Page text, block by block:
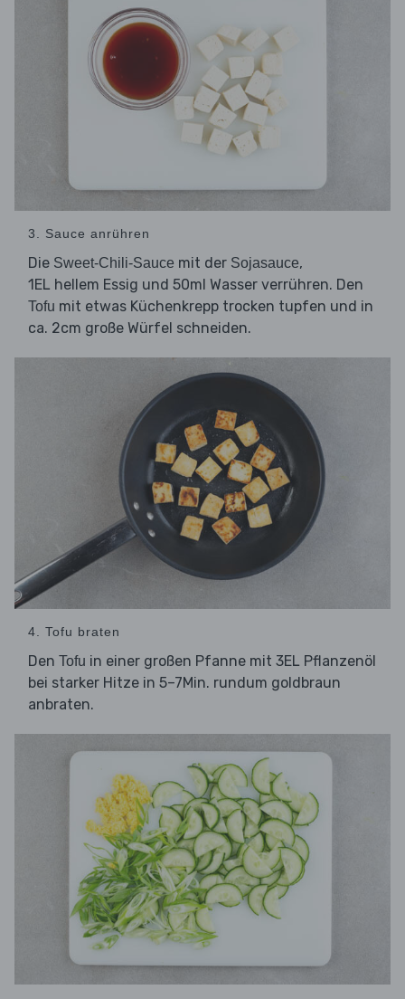
3. Sauce anrühren
Die Sweet-Chili-Sauce mit der Sojasauce,
1EL hellem Essig und 50ml Wasser verrühren. Den
Tofu mit etwas Küchenkrepp trocken tupfen und in
ca. 2cm große Würfel schneiden.
4. Tofu braten
Den Tofu in einer großen Pfanne mit 3EL Pflanzenöl
bei starker Hitze in 5–7Min. rundum goldbraun
anbraten.